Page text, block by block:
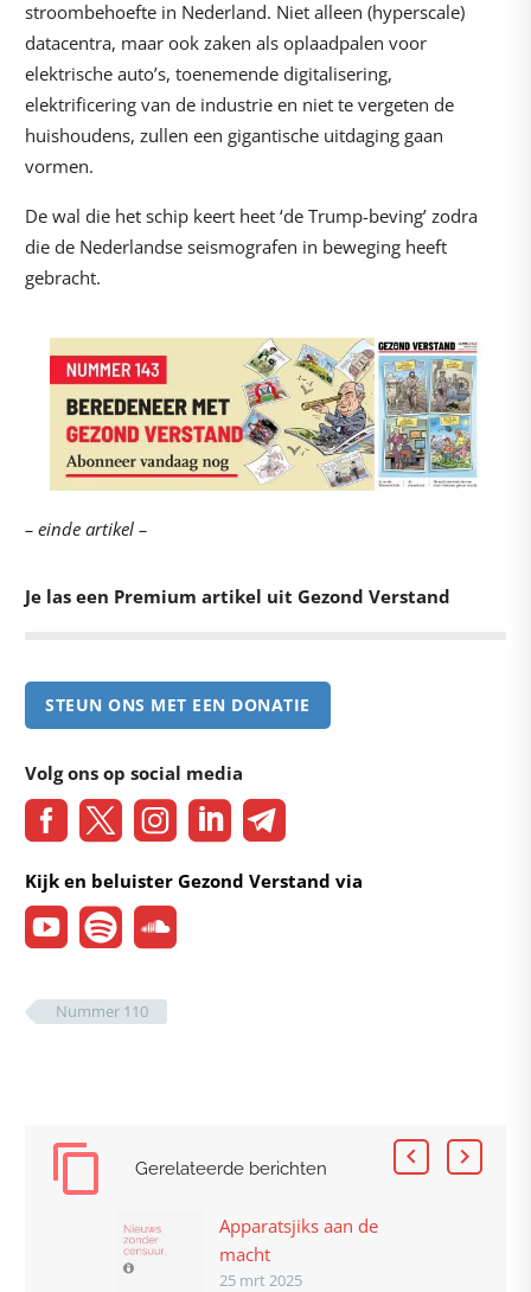
stroombehoefte in Nederland. Niet alleen (hyperscale)
datacentra, maar ook zaken als oplaadpalen voor
elektrische auto’s, toenemende digitalisering,
elektrificering van de industrie en niet te vergeten de
huishoudens, zullen een gigantische uitdaging gaan
vormen.
De wal die het schip keert heet ‘de Trump-beving’ zodra
die de Nederlandse seismografen in beweging heeft
gebracht.
– einde artikel –
Je las een Premium artikel uit Gezond Verstand
STEUN ONS MET EEN DONATIE
Volg ons op social media
Kijk en beluister Gezond Verstand via
Nummer 110
Gerelateerde berichten
Apparatsjiks aan de
macht
25 mrt 2025